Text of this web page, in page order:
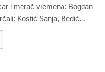
i merač vremena: Bogdan
Kostić Sanja, Bedić…